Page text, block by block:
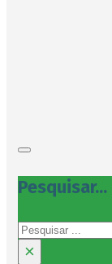
Pesquisar...
Pesquisar
×